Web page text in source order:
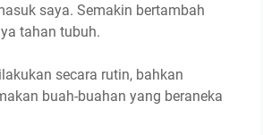
saya. Semakin bertambah
tahan tubuh.
secara rutin, bahkan
buah-buahan yang beraneka